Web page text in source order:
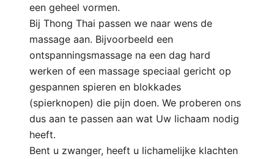
een geheel vormen.
Bij Thong Thai passen we naar wens de
massage aan. Bijvoorbeeld een
ontspanningsmassage na een dag hard
werken of een massage speciaal gericht op
gespannen spieren en blokkades
(spierknopen) die pijn doen. We proberen ons
dus aan te passen aan wat Uw lichaam nodig
heeft.
Bent u zwanger, heeft u lichamelijke klachten